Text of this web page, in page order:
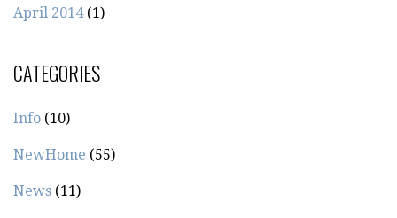
April 2014(1)
CATEGORIES
Info (10)
NewHome (55)
News (11)